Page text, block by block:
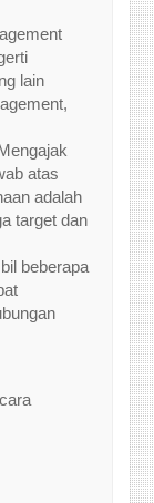
lain
atas
adalah
target dan
beberapa